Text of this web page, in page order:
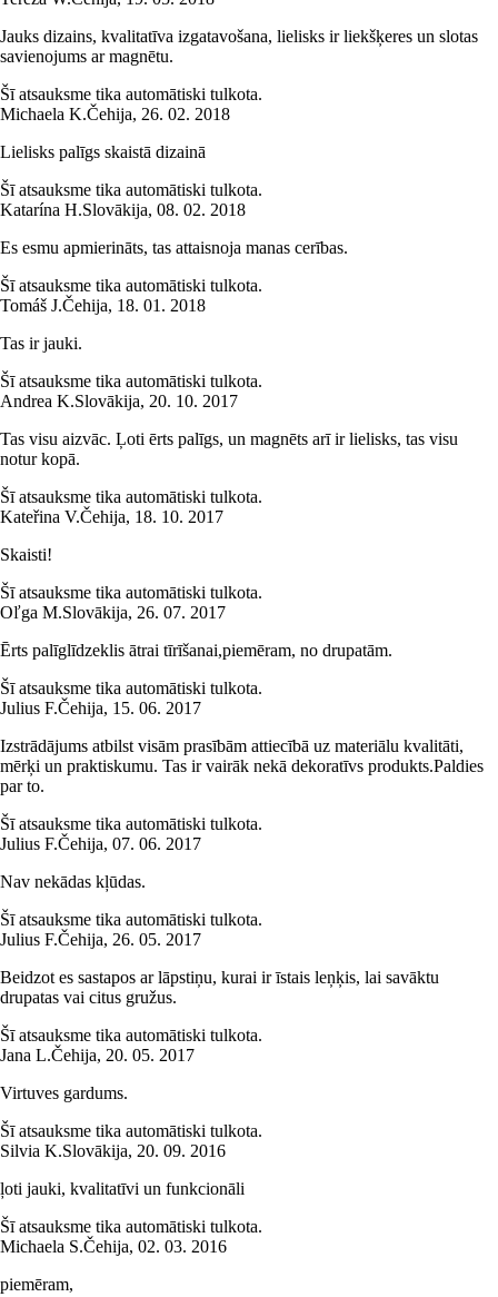
Jauks dizains, kvalitatīva izgatavošana, lielisks ir liekšķeres un slotas
savienojums ar magnētu.
Šī atsauksme tika automātiski tulkota.
Michaela K.Čehija, 26. 02. 2018
Lielisks palīgs skaistā dizainā
Šī atsauksme tika automātiski tulkota.
Katarína H.Slovākija, 08. 02. 2018
Es esmu apmierināts, tas attaisnoja manas cerības.
Šī atsauksme tika automātiski tulkota.
Tomáš J.Čehija, 18. 01. 2018
Tas ir jauki.
Šī atsauksme tika automātiski tulkota.
Andrea K.Slovākija, 20. 10. 2017
Tas visu aizvāc. Ļoti ērts palīgs, un magnēts arī ir lielisks, tas visu
notur kopā.
Šī atsauksme tika automātiski tulkota.
Kateřina V.Čehija, 18. 10. 2017
Skaisti!
Šī atsauksme tika automātiski tulkota.
Oľga M.Slovākija, 26. 07. 2017
Ērts palīglīdzeklis ātrai tīrīšanai,piemēram, no drupatām.
Šī atsauksme tika automātiski tulkota.
Julius F.Čehija, 15. 06. 2017
Izstrādājums atbilst visām prasībām attiecībā uz materiālu kvalitāti,
mērķi un praktiskumu. Tas ir vairāk nekā dekoratīvs produkts.Paldies
par to.
Šī atsauksme tika automātiski tulkota.
Julius F.Čehija, 07. 06. 2017
Nav nekādas kļūdas.
Šī atsauksme tika automātiski tulkota.
Julius F.Čehija, 26. 05. 2017
Beidzot es sastapos ar lāpstiņu, kurai ir īstais leņķis, lai savāktu
drupatas vai citus gružus.
Šī atsauksme tika automātiski tulkota.
Jana L.Čehija, 20. 05. 2017
Virtuves gardums.
Šī atsauksme tika automātiski tulkota.
Silvia K.Slovākija, 20. 09. 2016
ļoti jauki, kvalitatīvi un funkcionāli
Šī atsauksme tika automātiski tulkota.
Michaela S.Čehija, 02. 03. 2016
piemēram,